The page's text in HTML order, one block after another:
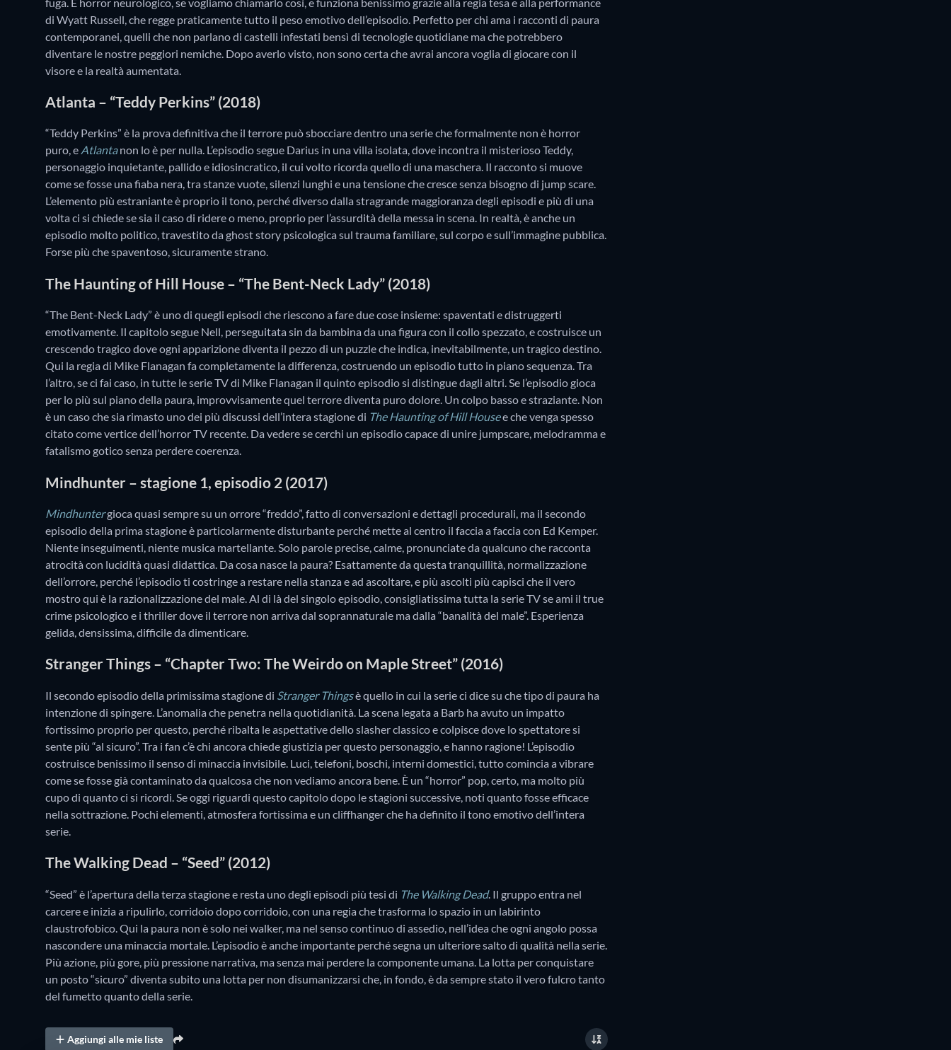
di Wyatt Russell, che regge praticamente tutto il peso emotivo dell’episodio. Perfetto per chi ama i racconti di paura
contemporanei, quelli che non parlano di castelli infestati bensì di tecnologie quotidiane ma che potrebbero
diventare le nostre peggiori nemiche. Dopo averlo visto, non sono certa che avrai ancora voglia di giocare con il
visore e la realtà aumentata.
Atlanta – “Teddy Perkins” (2018)
“Teddy Perkins” è la prova definitiva che il terrore può sbocciare dentro una serie che formalmente non è horror
puro, e Atlantanon lo è per nulla. L’episodio segue Darius in una villa isolata, dove incontra il misterioso Teddy,
personaggio inquietante, pallido e idiosincratico, il cui volto ricorda quello di una maschera. Il racconto si muove
come se fosse una fiaba nera, tra stanze vuote, silenzi lunghi e una tensione che cresce senza bisogno di jump scare.
L’elemento più estraniante è proprio il tono, perché diverso dalla stragrande maggioranza degli episodi e più di una
volta ci si chiede se sia il caso di ridere o meno, proprio per l’assurdità della messa in scena. In realtà, è anche un
episodio molto politico, travestito da ghost story psicologica sul trauma familiare, sul corpo e sull’immagine pubblica.
Forse più che spaventoso, sicuramente strano.
The Haunting of Hill House – “The Bent-Neck Lady” (2018)
“The Bent-Neck Lady” è uno di quegli episodi che riescono a fare due cose insieme: spaventati e distruggerti
emotivamente. Il capitolo segue Nell, perseguitata sin da bambina da una figura con il collo spezzato, e costruisce un
crescendo tragico dove ogni apparizione diventa il pezzo di un puzzle che indica, inevitabilmente, un tragico destino.
Qui la regia di Mike Flanagan fa completamente la differenza, costruendo un episodio tutto in piano sequenza. Tra
l’altro, se ci fai caso, in tutte le serie TV di Mike Flanagan il quinto episodio si distingue dagli altri. Se l’episodio gioca
per lo più sul piano della paura, improvvisamente quel terrore diventa puro dolore. Un colpo basso e straziante. Non
è un caso che sia rimasto uno dei più discussi dell’intera stagione di The Haunting of Hill Housee che venga spesso
citato come vertice dell’horror TV recente. Da vedere se cerchi un episodio capace di unire jumpscare, melodramma e
fatalismo gotico senza perdere coerenza.
Mindhunter – stagione 1, episodio 2 (2017)
Mindhuntergioca quasi sempre su un orrore “freddo”, fatto di conversazioni e dettagli procedurali, ma il secondo
episodio della prima stagione è particolarmente disturbante perché mette al centro il faccia a faccia con Ed Kemper.
Niente inseguimenti, niente musica martellante. Solo parole precise, calme, pronunciate da qualcuno che racconta
atrocità con lucidità quasi didattica. Da cosa nasce la paura? Esattamente da questa tranquillità, normalizzazione
dell’orrore, perché l’episodio ti costringe a restare nella stanza e ad ascoltare, e più ascolti più capisci che il vero
mostro qui è la razionalizzazione del male. Al di là del singolo episodio, consigliatissima tutta la serie TV se ami il true
crime psicologico e i thriller dove il terrore non arriva dal soprannaturale ma dalla “banalità del male”. Esperienza
gelida, densissima, difficile da dimenticare.
Stranger Things – “Chapter Two: The Weirdo on Maple Street” (2016)
Il secondo episodio della primissima stagione di Stranger Thingsè quello in cui la serie ci dice su che tipo di paura ha
intenzione di spingere. L’anomalia che penetra nella quotidianità. La scena legata a Barb ha avuto un impatto
fortissimo proprio per questo, perché ribalta le aspettative dello slasher classico e colpisce dove lo spettatore si
sente più “al sicuro”. Tra i fan c’è chi ancora chiede giustizia per questo personaggio, e hanno ragione! L’episodio
costruisce benissimo il senso di minaccia invisibile. Luci, telefoni, boschi, interni domestici, tutto comincia a vibrare
come se fosse già contaminato da qualcosa che non vediamo ancora bene. È un “horror” pop, certo, ma molto più
cupo di quanto ci si ricordi. Se oggi riguardi questo capitolo dopo le stagioni successive, noti quanto fosse efficace
nella sottrazione. Pochi elementi, atmosfera fortissima e un cliffhanger che ha definito il tono emotivo dell’intera
serie.
The Walking Dead – “Seed” (2012)
“Seed” è l’apertura della terza stagione e resta uno degli episodi più tesi di The Walking Dead. Il gruppo entra nel
carcere e inizia a ripulirlo, corridoio dopo corridoio, con una regia che trasforma lo spazio in un labirinto
claustrofobico. Qui la paura non è solo nei walker, ma nel senso continuo di assedio, nell’idea che ogni angolo possa
nascondere una minaccia mortale. L’episodio è anche importante perché segna un ulteriore salto di qualità nella serie.
Più azione, più gore, più pressione narrativa, ma senza mai perdere la componente umana. La lotta per conquistare
un posto “sicuro” diventa subito una lotta per non disumanizzarsi che, in fondo, è da sempre stato il vero fulcro tanto
del fumetto quanto della serie.
Aggiungi alle mie liste